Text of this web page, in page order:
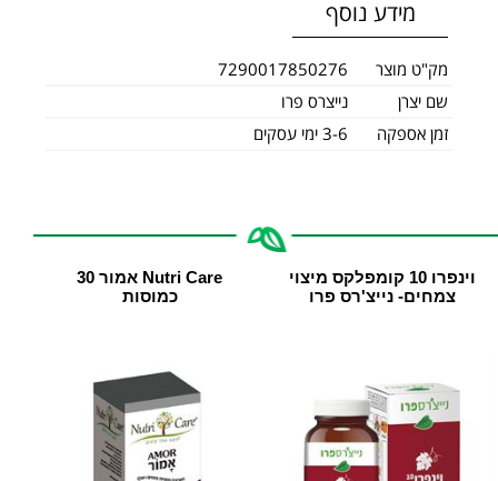
מידע נוסף
מק"ט מוצר
7290017850276
שם יצרן
נייצרס פרו
זמן אספקה
3-6 ימי עסקים
וינפרו 10 קומפלקס מיצוי
צמחים- נייצ'רס פרו
Nutri Care אמור 30
כמוסות